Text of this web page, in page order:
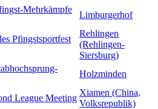
Mehrkämpfe
Limburgerhof
Pfingstsportfest
Rehlingen
(Rehlingen-
Siersburg)
Holzminden
League Meeting
Xiamen (China,
Volksrepublik)